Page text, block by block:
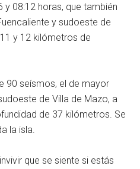
y 08:12 horas, que también
y sudoeste de
y 12 kilómetros de
90 seísmos, el de mayor
de Villa de Mazo, a
de 37 kilómetros. Se
la isla.
que se siente si estás